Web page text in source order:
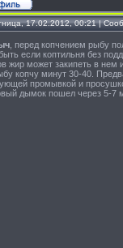
17.02.2012, 00:21 |
, перед копчением рыбу
если коптильня без
жир может закипеть в нем
копчу минут 30-40.
промывкой и
дымок пошел через 5-7